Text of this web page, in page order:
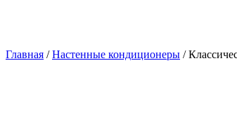
Главная /Настенные кондиционеры /